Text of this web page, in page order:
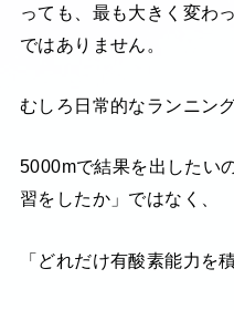
っても、最も大きく変わ
ではありません。
むしろ日常的なランニン
5000mで結果を出したい
習をしたか」ではなく、
「どれだけ有酸素能力を